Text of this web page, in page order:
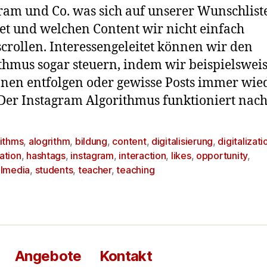
und Co. was sich auf unserer
und welchen Content wir nicht einfach
Interessengeleitet können wir den
sogar steuern, indem wir
entfolgen oder gewisse Posts immer
Instagram Algorithmus funktioniert
, alogrithm, bildung, content, digitalisierung,
, hashtags, instagram, interaction, likes, opportunity,
, students, teacher,teaching
Angebote Kontakt